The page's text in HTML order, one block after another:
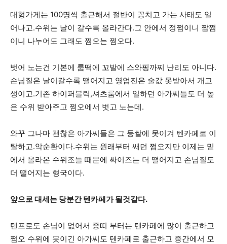
대형가게는 100명씩 출근해서 절반이 꽁치고 가는 사태도 일
어나고.수위는 날이 갈수록 올라간다.그 안에서 정쩜이니 짭쩜
이니 나누어도 그래도 쩜오는 쩜오다.
벗어 노는건 기본에 룸떡에 꼬발에 스와핑까찌 난리도 아니다.
손님질은 날이갈수록 떨어지고 영업진은 술값 못받아서 개고
생이고.기존 하이퍼블릭,셔츠룸에서 일하던 아가씨들도 더 높
은 수위 받아주고 쩜오에서 벗고 노는데.
와꾸 그나마 괜찮은 아가씨들은 그 등쌀에 못이겨 텐카페로 이
탈하고.악순환이다.수위는 원래부터 쌔던 쩜오지만 이제는 밑
에서 올라온 수위조들 때문에 싸이즈는 더 떨어지고 손님질도
더 떨어지는 형국이다.
앞으로 대세는 당분간 텐카페가 될것같다.
텐프로도 손님이 없어서 중띠 부터는 텐카페에 많이 출근하고
쩜오 수위에 못이긴 아가씨도 텐카페로 출근하고 중간에서 모